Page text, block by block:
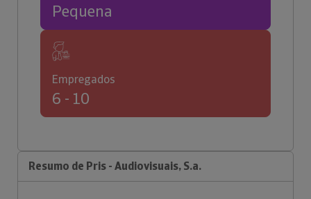
Pequena
Empregados
6 - 10
Resumo de Pris - Audiovisuais, S.a.